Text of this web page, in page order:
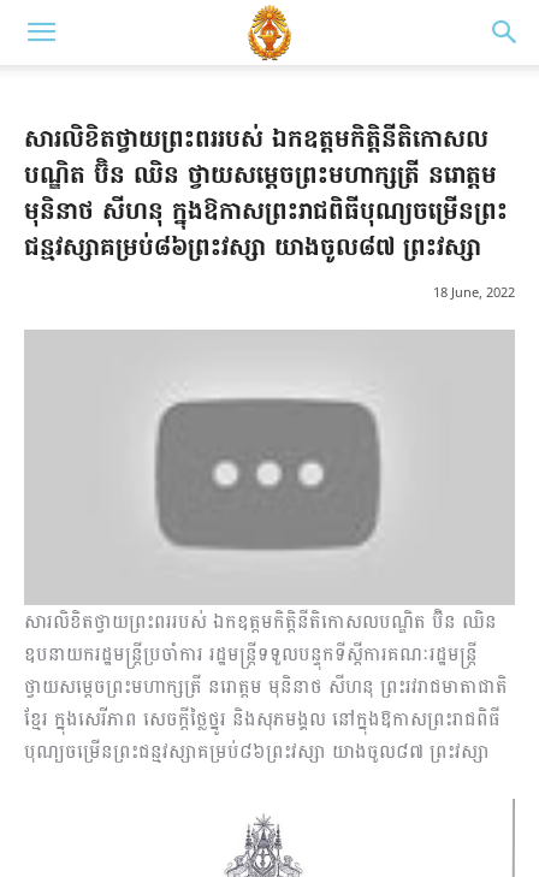
សារលិខិតថ្វាយព្រះពររបស់ ឯកឧត្តមកិត្តិនីតិកោសល
បណ្ឌិត ប៊ិន ឈិន ថ្វាយសម្តេចព្រះមហាក្សត្រី នរោត្តម
មុនិនាថ សីហនុ ក្នុងឱកាសព្រះរាជពិធីបុណ្យចម្រើនព្រះ
ជន្មវស្សាគម្រប់៨៦ព្រះវស្សា យាងចូល៨៧ ព្រះវស្សា
18 June, 2022
សារលិខិតថ្វាយព្រះពររបស់ ឯកឧត្តមកិត្តិនីតិកោសលបណ្ឌិត ប៊ិន ឈិន
ឧបនាយករដ្ឋមន្រ្តីប្រចាំការ រដ្ឋមន្រ្តីទទួលបន្ទុកទីស្តីការគណៈរដ្ឋមន្រ្តី
ថ្វាយសម្តេចព្រះមហាក្សត្រី នរោត្តម មុនិនាថ សីហនុ ព្រះរវរាជមាតាជាតិ
ខ្មែរ ក្នុងសេរីភាព សេចក្តីថ្លៃថ្នូរ និងសុភមង្គល នៅក្នុងឱកាសព្រះរាជពិធី
បុណ្យចម្រើនព្រះជន្មវស្សាគម្រប់៨៦ព្រះវស្សា យាងចូល៨៧ ព្រះវស្សា